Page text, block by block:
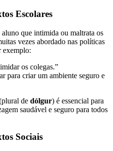
Escolares
aluno que intimida ou maltrata os
vezes abordado nas políticas
exemplo:
os colegas.”
para criar um ambiente seguro e
de dólgur) é essencial para
saudável e seguro para todos
Sociais